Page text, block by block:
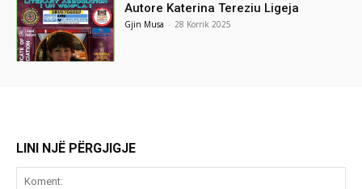
Autore Katerina Tereziu Ligeja
Gjin Musa - 28 Korrik 2025
LINI NJË PËRGJIGJE